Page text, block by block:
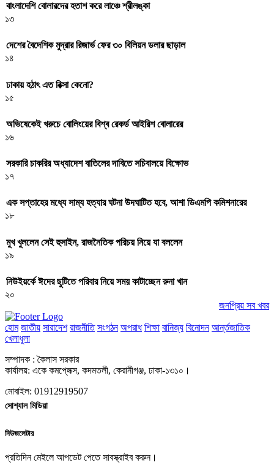
বাংলাদেশি বোলারদের হতাশ করে লাঞ্চে শ্রীলঙ্কা
১৩
দেশের বৈদেশিক মুদ্রার রিজার্ভ ফের ৩০ বিলিয়ন ডলার ছাড়াল
১৪
ঢাকায় হঠাৎ এত রিক্সা কেনো?
১৫
অভিষেকেই খরুচে বোলিংয়ের বিশ্ব রেকর্ড আইরিশ বোলারের
১৬
সরকারি চাকরির অধ্যাদেশ বাতিলের দাবিতে সচিবালয়ে বিক্ষোভ
১৭
এক সপ্তাহের মধ্যে সাম্য হত্যার ঘটনা উদঘাটিত হবে, আশা ডিএমপি কমিশনারের
১৮
মুখ খুললেন সেই হুসাইন, রাজনৈতিক পরিচয় নিয়ে যা বললেন
১৯
নিউইয়র্কে ঈদের ছুটিতে পরিবার নিয়ে সময় কাটাচ্ছেন রুনা খান
২০
জনপ্রিয় সব খবর
হোম জাতীয় সারাদেশ রাজনীতি সংগঠন অপরাধ শিক্ষা বানিজ্য বিনোদন আর্ন্তজাতিক
খেলাধুলা
সম্পাদক : কৈলাস সরকার
কার্যালয়: একে কমপ্লেক্স, কদমতলী, কেরানীগঞ্জ, ঢাকা-১৩১০।
মোবাইল: 01912919507
সোশ্যাল মিডিয়া
নিউজলেটার
প্রতিদিন মেইলে আপডেট পেতে সাবস্ক্রাইব করুন।